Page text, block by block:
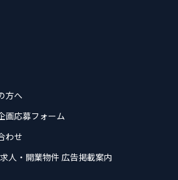
方へ
画応募フォーム
わせ
人・開業物件 広告掲載案内